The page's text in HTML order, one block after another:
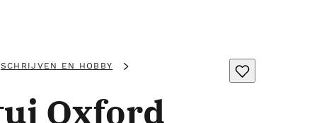
SCHRIJVEN EN HOBBY
Oxford